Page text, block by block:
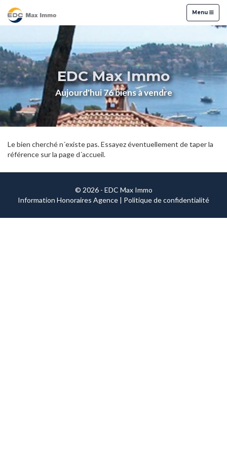
Menu
Menu
EDC Max Immo
Aujourd'hui 76 biens à vendre
Le bien cherché n´existe pas. Essayez éventuellement de taper la
référence sur la page d´accueil.
© 2026 - EDC Max Immo
Information Honoraires Agence | Politique de confidentialité